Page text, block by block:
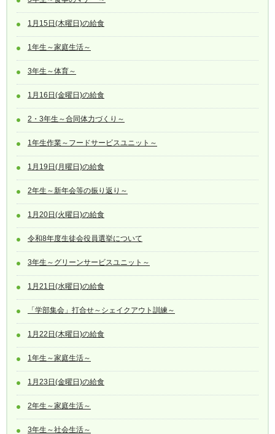
1月15日(木曜日)の給食
1年生～家庭生活～
3年生～体育～
1月16日(金曜日)の給食
2・3年生～合同体力づくり～
1年生作業～フードサービスユニット～
1月19日(月曜日)の給食
2年生～新年会等の振り返り～
1月20日(火曜日)の給食
令和8年度生徒会役員選挙について
3年生～グリーンサービスユニット～
1月21日(水曜日)の給食
「学部集会」打合せ～シェイクアウト訓練～
1月22日(木曜日)の給食
1年生～家庭生活～
1月23日(金曜日)の給食
2年生～家庭生活～
3年生～社会生活～